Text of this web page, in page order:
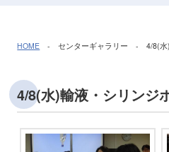
HOME - センターギャラリー - 4/8(水)
4/8(水)輸液・シリンジ